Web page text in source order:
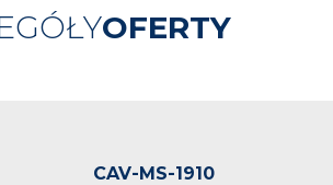
OFERTY
CAV-MS-1910